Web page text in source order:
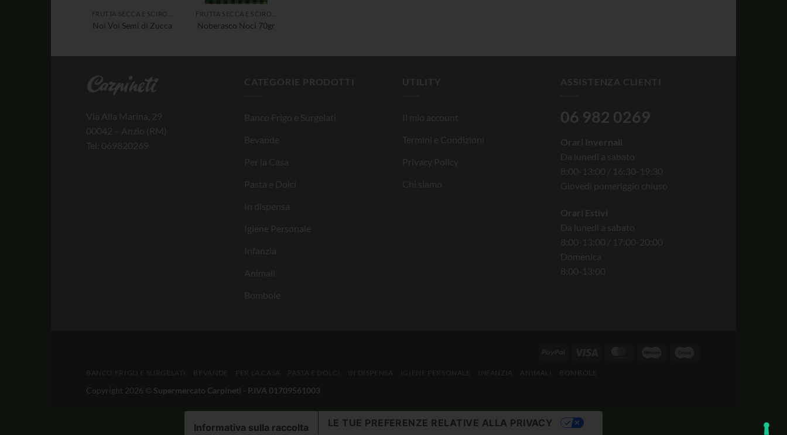
Noi Voi Semi di Zucca Noberasco Noci 70gr
Via Alla Marina, 29
00042 – Anzio (RM)
Tel: 069820269
CATEGORIE PRODOTTI
Banco Frigo e Surgelati
Bevande
Per la Casa
Pasta e Dolci
In dispensa
Igiene Personale
Infanzia
Animali
Bombole
UTILITY
Il mio account
Termini e Condizioni
Privacy Policy
Chi siamo
ASSISTENZA CLIENTI
06 982 0269
Orari Invernali
Da lunedì a sabato
8:00-13:00 / 16:30-19:30
Giovedì pomeriggio chiuso
Orari Estivi
Da lunedì a sabato
8:00-13:00 / 17:00-20:00
Domenica
8:00-13:00
Copyright 2026 © Supermercato Carpineti - P.IVA 01709561003
Informativa sulla raccolta LE TUE PREFERENZE RELATIVE ALLA PRIVACY